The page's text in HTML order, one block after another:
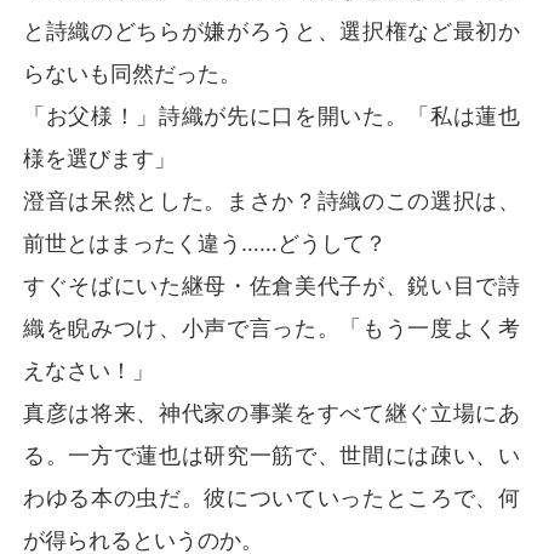
と詩織のどちらが嫌がろうと、選択権など最初か
らないも同然だった。
「お父様！」詩織が先に口を開いた。「私は蓮也
様を選びます」
澄音は呆然とした。まさか？詩織のこの選択は、
前世とはまったく違う……どうして？
すぐそばにいた継母・佐倉美代子が、鋭い目で詩
織を睨みつけ、小声で言った。「もう一度よく考
えなさい！」
真彦は将来、神代家の事業をすべて継ぐ立場にあ
る。一方で蓮也は研究一筋で、世間には疎い、い
わゆる本の虫だ。彼についていったところで、何
が得られるというのか。